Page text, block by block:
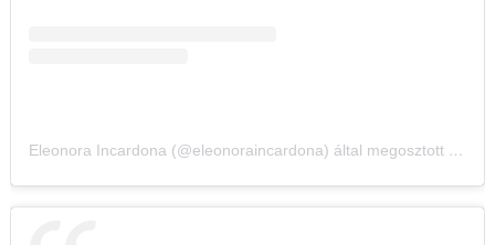
Eleonora Incardona (@eleonoraincardona) által megosztott bejegyzés